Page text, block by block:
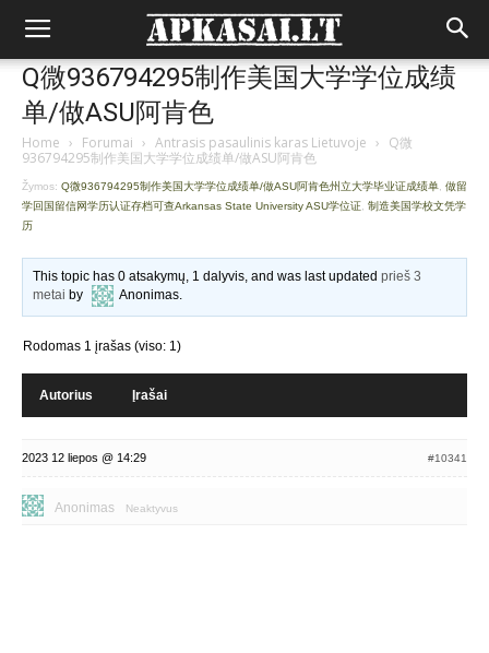
Q微936794295制作美国大学学位成绩
单/做ASU阿肯色
Home › Forumai › Antrasis pasaulinis karas Lietuvoje › Q微
936794295制作美国大学学位成绩单/做ASU阿肯色
Žymos: Q微936794295制作美国大学学位成绩单/做ASU阿肯色州立大学毕业证成绩单 做留
学回国留信网学历认证存档可查Arkansas State University ASU学位证 制造美国学校文凭学
历
This topic has 0 atsakymų, 1 dalyvis, and was last updatedprieš 3
metai by Anonimas.
Rodomas 1 įrašas (viso: 1)
Autorius Įrašai
2023 12 liepos @ 14:29 #10341
Anonimas Neaktyvus